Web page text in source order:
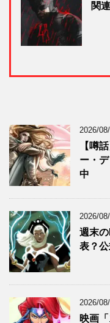
関
2026/
【噂
ー・
中
2026/
週末
表？
2026/
映画